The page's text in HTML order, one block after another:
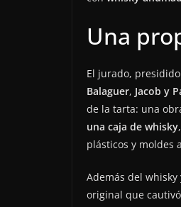
Una
El jurado,
Balaguer, Jacob y
de la tarta: una
una caja de whisky
plásticos y moldes
Además del
original que